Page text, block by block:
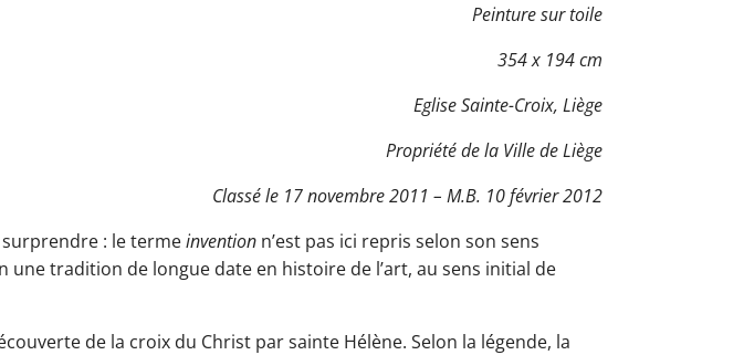
Peinture sur toile
354 x 194 cm
Eglise Sainte-Croix, Liège
Propriété de la Ville de Liège
Classé le 17 novembre 2011 – M.B. 10 février 2012
: le termeinvention n’est pas ici repris selon son sens
une tradition de longue date en histoire de l’art, au sens initial de
de la croix du Christ par sainte Hélène. Selon la légende, la